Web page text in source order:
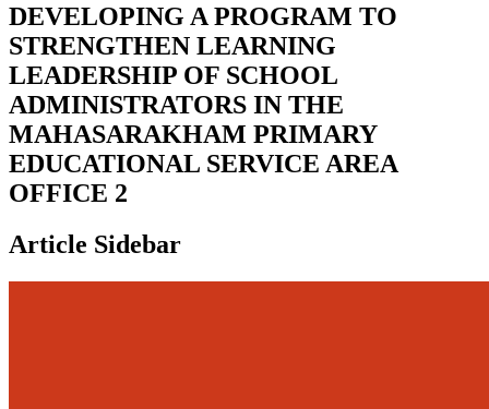
DEVELOPING A PROGRAM TO
STRENGTHEN LEARNING
LEADERSHIP OF SCHOOL
ADMINISTRATORS IN THE
MAHASARAKHAM PRIMARY
EDUCATIONAL SERVICE AREA
OFFICE 2
Article Sidebar